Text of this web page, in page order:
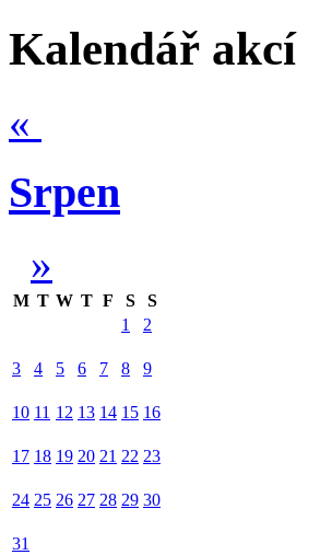
Kalendář akcí
«
Srpen
»
M T W T F S
S
1
2
3 4 5 6 7 8 9
10 11 12 13 14 15 16
17 18 19 20 21 22 23
24 25 26 27 28 29 30
31